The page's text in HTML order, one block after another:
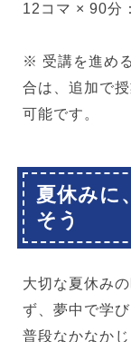
12コマ × 90分
※ 受講を進め
合は、追加で
可能です。
夏休みに
そう
大切な夏休み
ず、夢中で学
普段なかなか